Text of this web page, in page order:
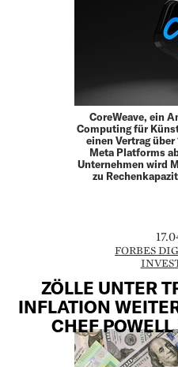
CoreWeave, ein
Computing für
einen Vertrag
Meta Platforms
Unternehmen wird
zu
FORBES
ZÖLLE UNTER
INFLATION
CHEF POWELL